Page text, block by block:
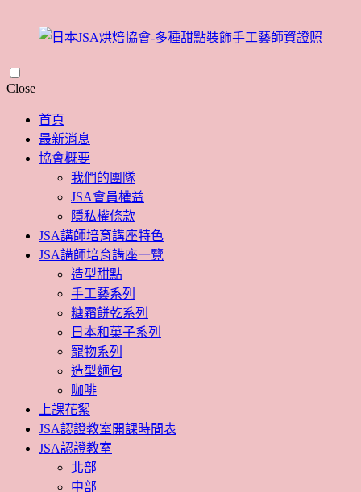
CloseSkip
content
首頁
最新消息
協會概要
我們的團隊
JSA會員權益
隱私權條款
JSA講師培育講座特色
JSA講師培育講座一覽
造型甜點
手工藝系列
糖霜餅乾系列
日本和菓子系列
寵物系列
造型麵包
咖啡
上課花絮
JSA認證教室開課時間表
JSA認證教室
北部
中部